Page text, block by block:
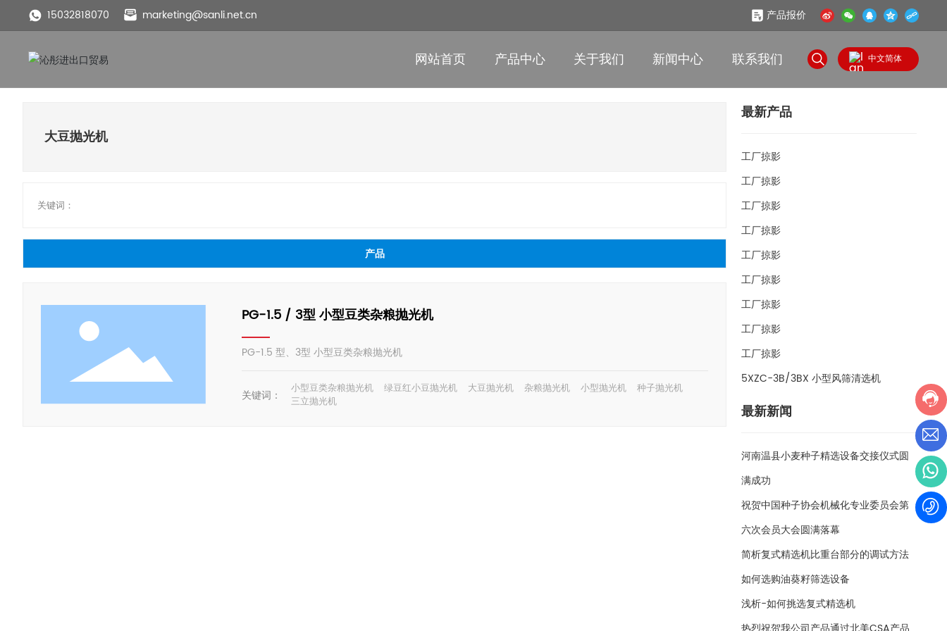
15032818070 marketing@sanli.net.cn 产品报价
网站首页 产品中心 关于我们 新闻中心 联系我们 中文简体
English
大豆抛光机
关键词：
产品
PG-1.5 / 3型 小型豆类杂粮抛光机
PG-1.5 型、3型 小型豆类杂粮抛光机
关键词： 小型豆类杂粮抛光机 绿豆红小豆抛光机 大豆抛光机 杂粮抛光机 小型抛光机
种子抛光机
三立抛光机
最新产品
工厂掠影
工厂掠影
工厂掠影
工厂掠影
工厂掠影
工厂掠影
工厂掠影
工厂掠影
工厂掠影
5XZC-3B/3BX 小型风筛清选机
最新新闻
河南温县小麦种子精选设备交接仪式圆
满成功
祝贺中国种子协会机械化专业委员会第
六次会员大会圆满落幕
简析复式精选机比重台部分的调试方法
如何选购油葵籽筛选设备
浅析-如何挑选复式精选机